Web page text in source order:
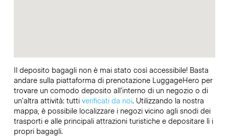
Il deposito bagagli non è mai stato così accessibile! Basta
andare sulla piattaforma di prenotazione LuggageHero per
trovare un comodo deposito all’interno di un negozio o di
un’altra attività: tutti verificati da noi. Utilizzando la nostra
mappa, è possibile localizzare i negozi vicino agli snodi dei
trasporti e alle principali attrazioni turistiche e depositare lì i
propri bagagli.